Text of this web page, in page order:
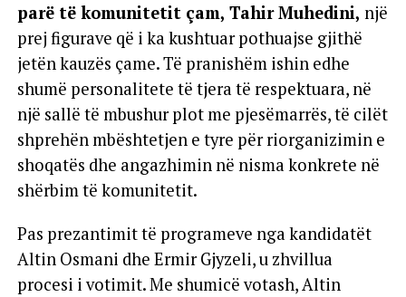
parë të komunitetit çam, Tahir Muhedini, një
prej figurave që i ka kushtuar pothuajse gjithë
jetën kauzës çame. Të pranishëm ishin edhe
shumë personalitete të tjera të respektuara, në
një sallë të mbushur plot me pjesëmarrës, të cilët
shprehën mbështetjen e tyre për riorganizimin e
shoqatës dhe angazhimin në nisma konkrete në
shërbim të komunitetit.
Pas prezantimit të programeve nga kandidatët
Altin Osmani dhe Ermir Gjyzeli, u zhvillua
procesi i votimit. Me shumicë votash, Altin